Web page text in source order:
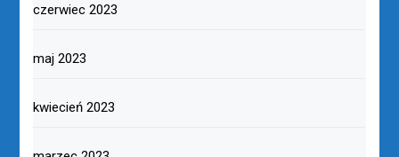
czerwiec 2023
maj 2023
kwiecień 2023